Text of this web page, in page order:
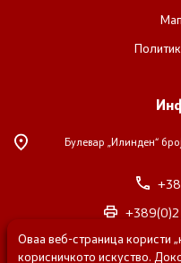
Булевар „Илинден“
+389(0)2
Оваа веб-страница користи
корисничкото искуство.